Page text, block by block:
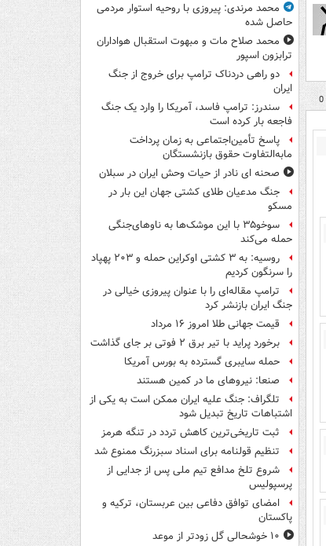
محمد مرندی: پیروزی با روحیه استوار مردمی
حاصل شده
محمد صلاح مات و مبهوت استقبال هواداران
ترابزون اسپور
دو راهی دردناک ترامپ برای خروج از جنگ
ایران
سندرز: ترامپ فاسد، آمریکا را وارد یک جنگ
فاجعه بار کرده است
پاسخ تأمین‌اجتماعی به زمان پرداخت
مابه‌التفاوت حقوق بازنشستگان
صحنه ای نادر از حیات وحش ایران در سبلان
جنگ مدعیان طلای کشتی جهان این بار در
مسکو
سوخو۳۵ با این موشک‌ها به ناوهای‌جنگی
حمله می‌کند
روسیه: به ۳ کشتی اوکراین حمله و ۲۰۳ پهپاد
را سرنگون کردیم
ترامپ مقاله‌ای را با عنوان پیروزی خیالی در
جنگ ایران بازنشر کرد
قیمت جهانی طلا امروز ۱۶ مرداد
برخورد پراید با تیر برق ۲ فوتی بر جای گذاشت
حمله سایبری گسترده به بورس آمریکا
صنعا: نیروهای ما در کمین‌ هستند
تلگراف: جنگ علیه ایران ممکن است به یکی از
اشتباهات تاریخ تبدیل شود
ثبت تاریخی‌ترین کاهش تردد در تنگه هرمز
تنظیم قولنامه برای اسناد سبزرنگ ممنوع شد
شروع تلخ مدافع تیم ملی پس از جدایی از
پرسپولیس
امضای توافق دفاعی بین عربستان، ترکیه و
پاکستان
۱۰ خوشحالی گل زودتر از موعد